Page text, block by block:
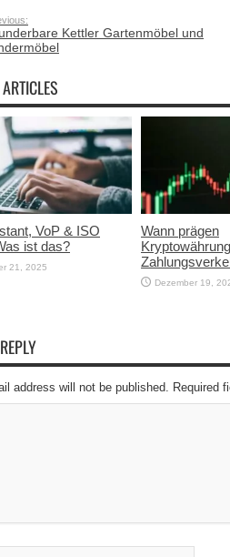
Kettler Gartenmöbel und
VoP & ISO
ist das?
21, 2025
Wann prägen
Dezember 19,
address will not be published. Required